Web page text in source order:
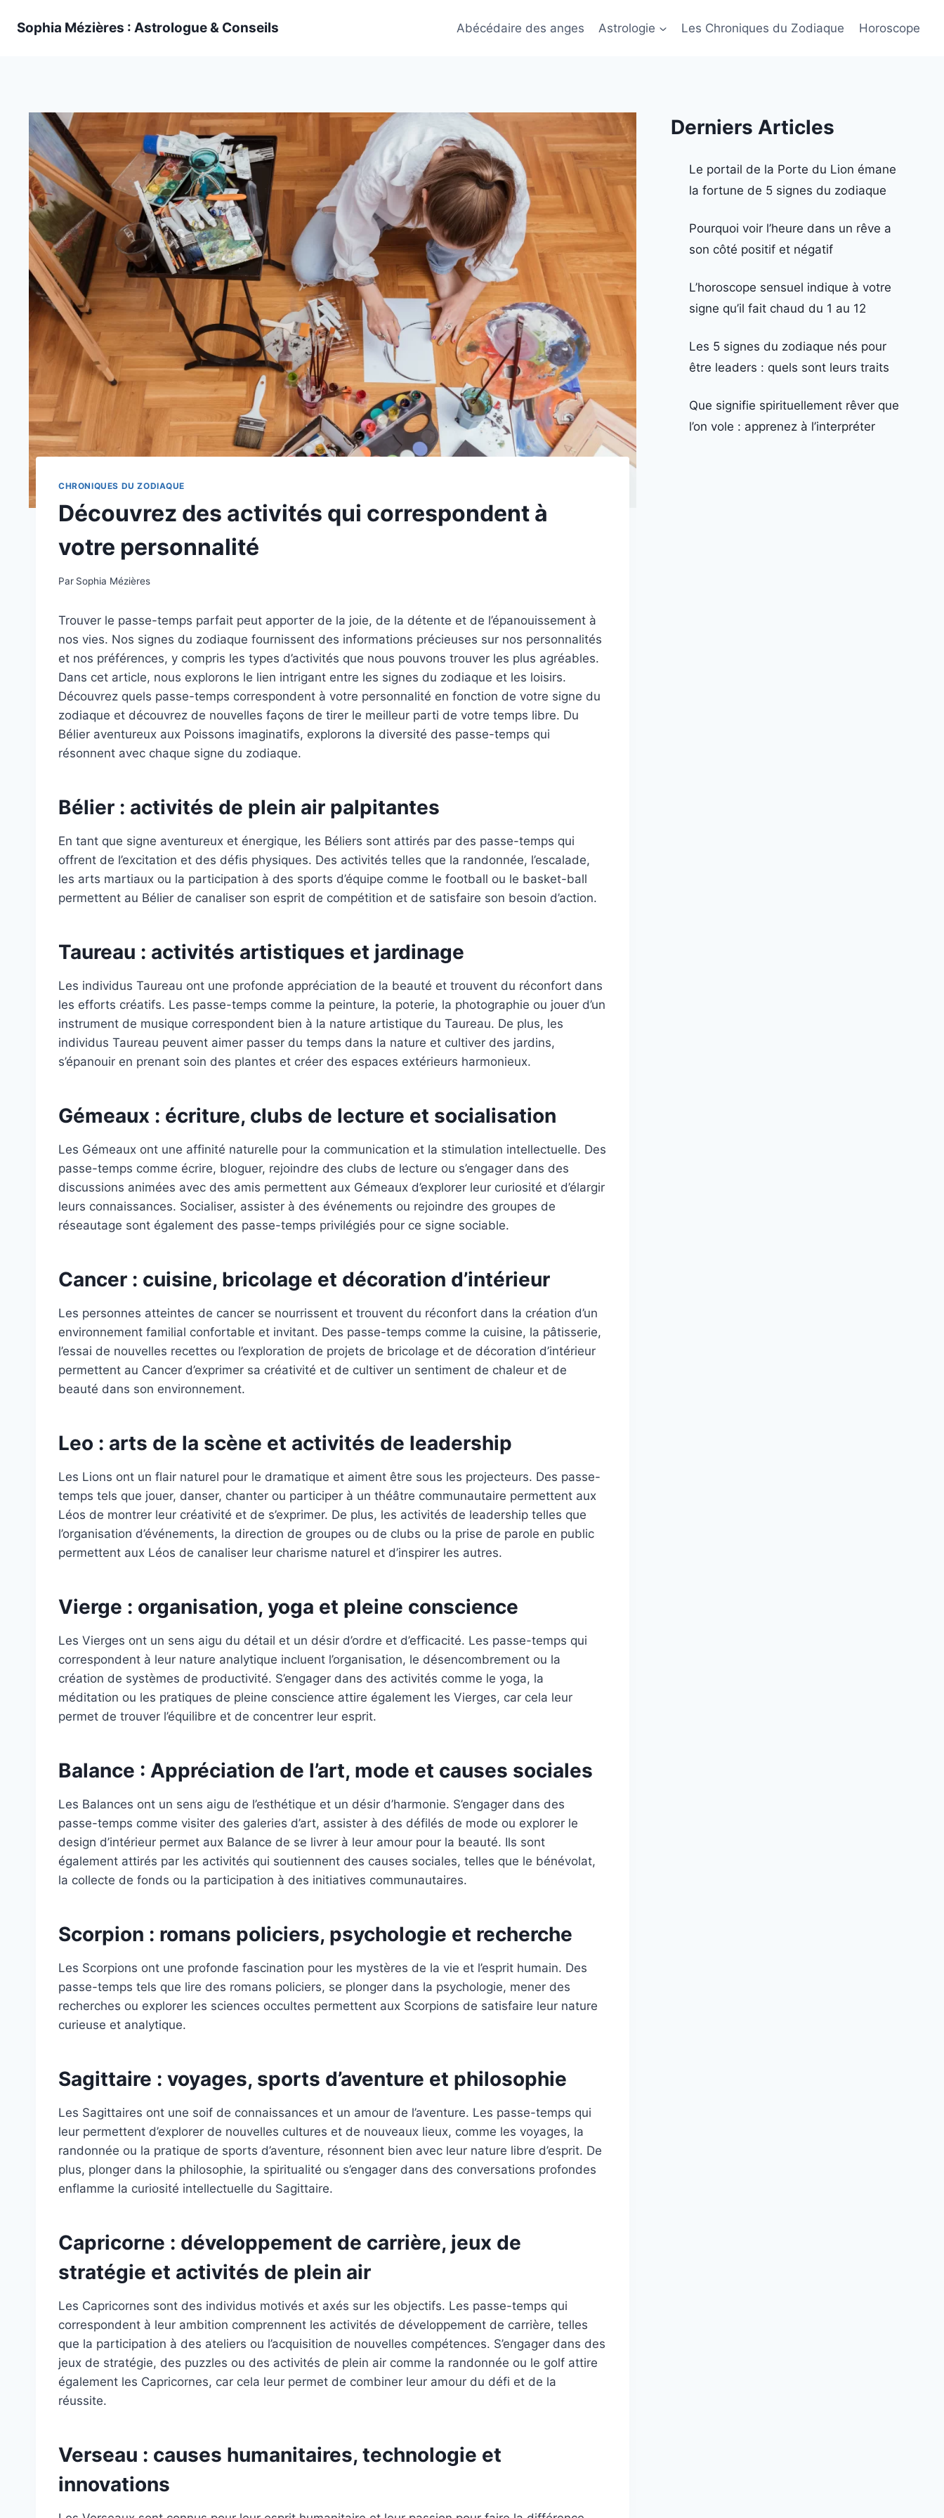
Sophia Mézières : Astrologue & Conseils Abécédaire des anges Astrologie Les Chroniques du Zodiaque Horoscope
CHRONIQUES DU ZODIAQUE
Découvrez des activités qui correspondent à
votre personnalité
Par Sophia Mézières
Trouver le passe-temps parfait peut apporter de la joie, de la détente et de l’épanouissement à
nos vies. Nos signes du zodiaque fournissent des informations précieuses sur nos personnalités
et nos préférences, y compris les types d’activités que nous pouvons trouver les plus agréables.
Dans cet article, nous explorons le lien intrigant entre les signes du zodiaque et les loisirs.
Découvrez quels passe-temps correspondent à votre personnalité en fonction de votre signe du
zodiaque et découvrez de nouvelles façons de tirer le meilleur parti de votre temps libre. Du
Bélier aventureux aux Poissons imaginatifs, explorons la diversité des passe-temps qui
résonnent avec chaque signe du zodiaque.
Bélier : activités de plein air palpitantes
En tant que signe aventureux et énergique, les Béliers sont attirés par des passe-temps qui
offrent de l’excitation et des défis physiques. Des activités telles que la randonnée, l’escalade,
les arts martiaux ou la participation à des sports d’équipe comme le football ou le basket-ball
permettent au Bélier de canaliser son esprit de compétition et de satisfaire son besoin d’action.
Taureau : activités artistiques et jardinage
Les individus Taureau ont une profonde appréciation de la beauté et trouvent du réconfort dans
les efforts créatifs. Les passe-temps comme la peinture, la poterie, la photographie ou jouer d’un
instrument de musique correspondent bien à la nature artistique du Taureau. De plus, les
individus Taureau peuvent aimer passer du temps dans la nature et cultiver des jardins,
s’épanouir en prenant soin des plantes et créer des espaces extérieurs harmonieux.
Gémeaux : écriture, clubs de lecture et socialisation
Les Gémeaux ont une affinité naturelle pour la communication et la stimulation intellectuelle. Des
passe-temps comme écrire, bloguer, rejoindre des clubs de lecture ou s’engager dans des
discussions animées avec des amis permettent aux Gémeaux d’explorer leur curiosité et d’élargir
leurs connaissances. Socialiser, assister à des événements ou rejoindre des groupes de
réseautage sont également des passe-temps privilégiés pour ce signe sociable.
Cancer : cuisine, bricolage et décoration d’intérieur
Les personnes atteintes de cancer se nourrissent et trouvent du réconfort dans la création d’un
environnement familial confortable et invitant. Des passe-temps comme la cuisine, la pâtisserie,
l’essai de nouvelles recettes ou l’exploration de projets de bricolage et de décoration d’intérieur
permettent au Cancer d’exprimer sa créativité et de cultiver un sentiment de chaleur et de
beauté dans son environnement.
Leo : arts de la scène et activités de leadership
Les Lions ont un flair naturel pour le dramatique et aiment être sous les projecteurs. Des passe-
temps tels que jouer, danser, chanter ou participer à un théâtre communautaire permettent aux
Léos de montrer leur créativité et de s’exprimer. De plus, les activités de leadership telles que
l’organisation d’événements, la direction de groupes ou de clubs ou la prise de parole en public
permettent aux Léos de canaliser leur charisme naturel et d’inspirer les autres.
Vierge : organisation, yoga et pleine conscience
Les Vierges ont un sens aigu du détail et un désir d’ordre et d’efficacité. Les passe-temps qui
correspondent à leur nature analytique incluent l’organisation, le désencombrement ou la
création de systèmes de productivité. S’engager dans des activités comme le yoga, la
méditation ou les pratiques de pleine conscience attire également les Vierges, car cela leur
permet de trouver l’équilibre et de concentrer leur esprit.
Balance : Appréciation de l’art, mode et causes sociales
Les Balances ont un sens aigu de l’esthétique et un désir d’harmonie. S’engager dans des
passe-temps comme visiter des galeries d’art, assister à des défilés de mode ou explorer le
design d’intérieur permet aux Balance de se livrer à leur amour pour la beauté. Ils sont
également attirés par les activités qui soutiennent des causes sociales, telles que le bénévolat,
la collecte de fonds ou la participation à des initiatives communautaires.
Scorpion : romans policiers, psychologie et recherche
Les Scorpions ont une profonde fascination pour les mystères de la vie et l’esprit humain. Des
passe-temps tels que lire des romans policiers, se plonger dans la psychologie, mener des
recherches ou explorer les sciences occultes permettent aux Scorpions de satisfaire leur nature
curieuse et analytique.
Sagittaire : voyages, sports d’aventure et philosophie
Les Sagittaires ont une soif de connaissances et un amour de l’aventure. Les passe-temps qui
leur permettent d’explorer de nouvelles cultures et de nouveaux lieux, comme les voyages, la
randonnée ou la pratique de sports d’aventure, résonnent bien avec leur nature libre d’esprit. De
plus, plonger dans la philosophie, la spiritualité ou s’engager dans des conversations profondes
enflamme la curiosité intellectuelle du Sagittaire.
Capricorne : développement de carrière, jeux de
stratégie et activités de plein air
Les Capricornes sont des individus motivés et axés sur les objectifs. Les passe-temps qui
correspondent à leur ambition comprennent les activités de développement de carrière, telles
que la participation à des ateliers ou l’acquisition de nouvelles compétences. S’engager dans des
jeux de stratégie, des puzzles ou des activités de plein air comme la randonnée ou le golf attire
également les Capricornes, car cela leur permet de combiner leur amour du défi et de la
réussite.
Verseau : causes humanitaires, technologie et
innovations
Derniers Articles
Le portail de la Porte du Lion émane
la fortune de 5 signes du zodiaque
Pourquoi voir l’heure dans un rêve a
son côté positif et négatif
L’horoscope sensuel indique à votre
signe qu’il fait chaud du 1 au 12
Les 5 signes du zodiaque nés pour
être leaders : quels sont leurs traits
Que signifie spirituellement rêver que
l’on vole : apprenez à l’interpréter